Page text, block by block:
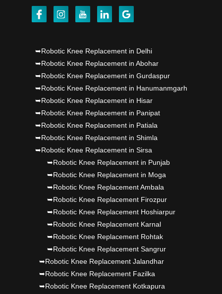
Punjab's 1st fully active joint replacement..
Punjab's 1st fully active joint replacement..
Dr PS Nagpal, Nagpal SuperSpeciality Hosp, got
Punjab's 1st fully active joint replacement..
➥Robotic Knee Replacement in Delhi
➥Robotic Knee Replacement in Abohar
➥Robotic Knee Replacement in Gurdaspur
➥Robotic Knee Replacement in Hanumanmgarh
➥Robotic Knee Replacement in Hisar
➥Robotic Knee Replacement in Panipat
➥Robotic Knee Replacement in Patiala
➥Robotic Knee Replacement in Shimla
➥Robotic Knee Replacement in Sirsa
➥Robotic Knee Replacement in Punjab
➥Robotic Knee Replacement in Moga
➥Robotic Knee Replacement Ambala
➥Robotic Knee Replacement Firozpur
➥Robotic Knee Replacement Hoshiarpur
➥Robotic Knee Replacement Karnal
➥Robotic Knee Replacement Rohtak
➥Robotic Knee Replacement Sangrur
➥Robotic Knee Replacement Jalandhar
➥Robotic Knee Replacement Fazilka
➥Robotic Knee Replacement Kotkapura